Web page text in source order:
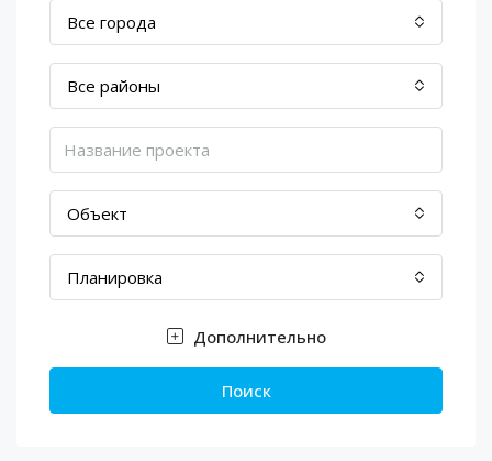
Все города
Все районы
Объект
Планировка
Дополнительно
Поиск